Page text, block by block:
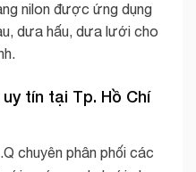
nilon được ứng dụng
dưa hấu, dưa lưới cho
tín tại Tp. Hồ Chí
chuyên phân phối các